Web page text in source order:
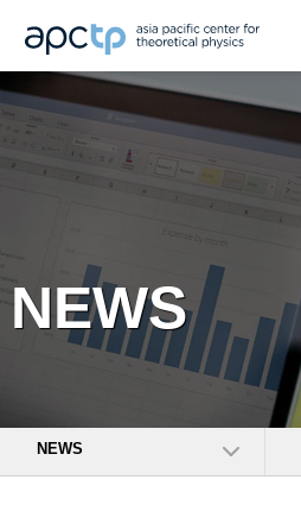
NEWS
NEWS